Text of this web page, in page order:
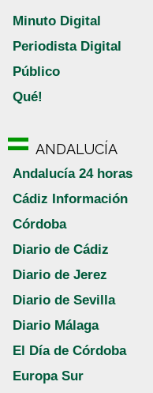
Minuto Digital
Periodista Digital
Público
Qué!
ANDALUCÍA
Andalucía 24 horas
Cádiz Información
Córdoba
Diario de Cádiz
Diario de Jerez
Diario de Sevilla
Diario Málaga
El Día de Córdoba
Europa Sur